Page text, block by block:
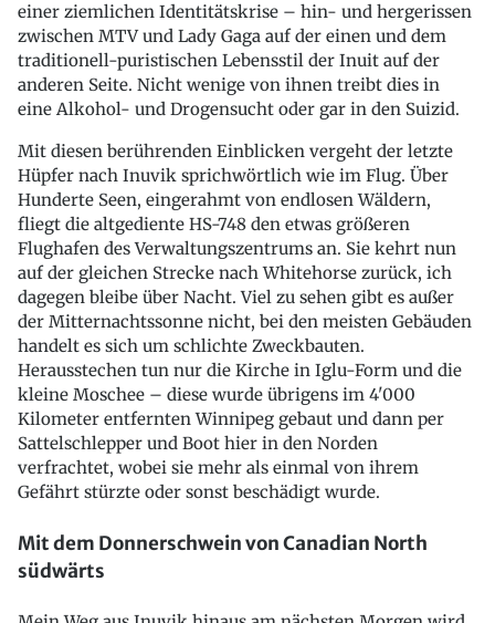
einer ziemlichen Identitätskrise – hin- und hergerissen
zwischen MTV und Lady Gaga auf der einen und dem
traditionell-puristischen Lebensstil der Inuit auf der
anderen Seite. Nicht wenige von ihnen treibt dies in
eine Alkohol- und Drogensucht oder gar in den Suizid.
Mit diesen berührenden Einblicken vergeht der letzte
Hüpfer nach Inuvik sprichwörtlich wie im Flug. Über
Hunderte Seen, eingerahmt von endlosen Wäldern,
fliegt die altgediente HS-748 den etwas größeren
Flughafen des Verwaltungszentrums an. Sie kehrt nun
auf der gleichen Strecke nach Whitehorse zurück, ich
dagegen bleibe über Nacht. Viel zu sehen gibt es außer
der Mitternachtssonne nicht, bei den meisten Gebäuden
handelt es sich um schlichte Zweckbauten.
Herausstechen tun nur die Kirche in Iglu-Form und die
kleine Moschee – diese wurde übrigens im 4'000
Kilometer entfernten Winnipeg gebaut und dann per
Sattelschlepper und Boot hier in den Norden
verfrachtet, wobei sie mehr als einmal von ihrem
Gefährt stürzte oder sonst beschädigt wurde.
Mit dem Donnerschwein von Canadian North
südwärts